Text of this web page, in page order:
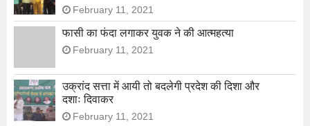
February 11, 2021
फासी का फंदा लगाकर युवक ने की आत्महत्या
February 11, 2021
उक्रांद सत्ता में आयी तो बदलेगी प्रदेश की दिशा और
दशाः दिवाकर
February 11, 2021